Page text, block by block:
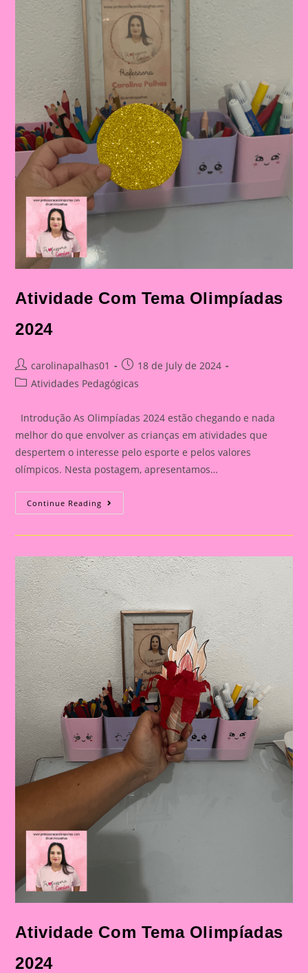
Atividade Com Tema Olimpíadas
2024
Post
author:
carolinapalhas01
Post
published:
18 de July de 2024
PostAtividades Pedagógicas
Introdução As Olimpíadas 2024 estão chegando e nada
melhor do que envolver as crianças em atividades que
despertem o interesse pelo esporte e pelos valores
olímpicos. Nesta postagem, apresentamos…
Continue Reading Atividade
Com
Olimpíadas
Atividade Com Tema Olimpíadas
2024